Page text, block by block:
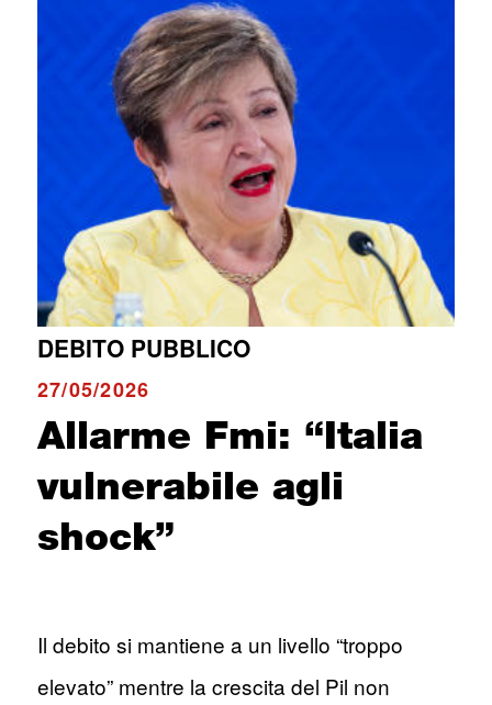
DEBITO PUBBLICO
27/05/2026
Allarme Fmi: “Italia
vulnerabile agli
shock”
Il debito si mantiene a un livello “troppo
elevato” mentre la crescita del Pil non